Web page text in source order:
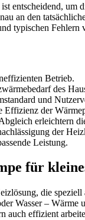
entscheidend,
an den
typischen Fehlern
Betrieb.
des
und
Effizienz der
erleichtern
der
Leistung.
für
die
Wasser –
auch effizient